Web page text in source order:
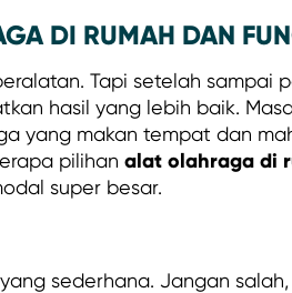
DI RUMAH DAN
Tapi setelah sampai
hasil yang lebih baik.
yang makan tempat dan
pilihan alat olahraga di
super besar.
sederhana. Jangan